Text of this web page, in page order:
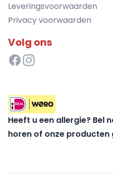
Leveringsvoorwaarden
Privacy voorwaarden
Volg ons
Heeft u een allergie? Bel
horen of onze producten